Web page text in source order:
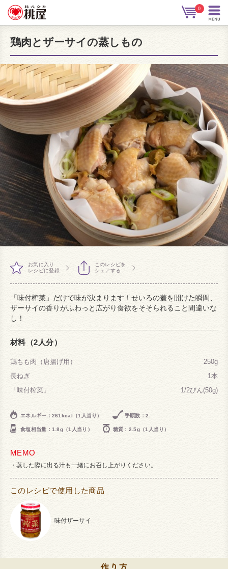
0
鶏肉とザーサイの蒸しもの
お気に入り
レシピに登録
このレシピを
シェアする
「味付榨菜」だけで味が決まります！せいろの蓋を開けた瞬間、
ザーサイの香りがふわっと広がり食欲をそそられること間違いな
し！
材料（2人分）
鶏もも肉（唐揚げ用）
250g
長ねぎ
1本
「味付榨菜」
1/2びん(50g)
エネルギー：261kcal（1人当り） 手順数：2
食塩相当量：1.8g（1人当り） 糖質：2.5g（1人当り）
MEMO
蒸した際に出る汁も一緒にお召し上がりください。
このレシピで使用した商品
味付ザーサイ